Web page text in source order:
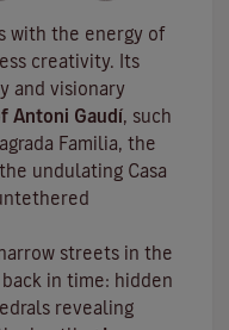
with the energy of
creativity. Its
and visionary
Antoni Gaudí, such
Familia, the
undulating Casa
streets in the
in time: hidden
revealing